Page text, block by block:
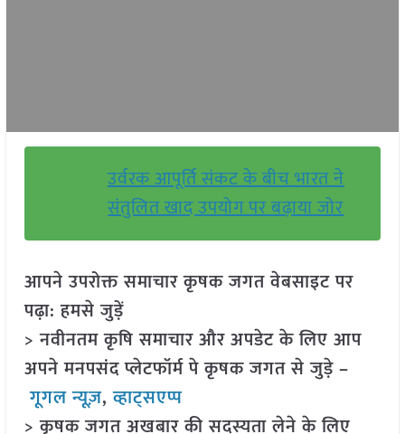
उर्वरक आपूर्ति संकट के बीच भारत ने
संतुलित खाद उपयोग पर बढ़ाया जोर
आपने उपरोक्त समाचार कृषक जगत वेबसाइट पर
पढ़ा: हमसे जुड़ें
> नवीनतम कृषि समाचार और अपडेट के लिए आप
अपने मनपसंद प्लेटफॉर्म पे कृषक जगत से जुड़े –
गूगल न्यूज़,व्हाट्सएप्प
> कृषक जगत अखबार की सदस्यता लेने के लिए